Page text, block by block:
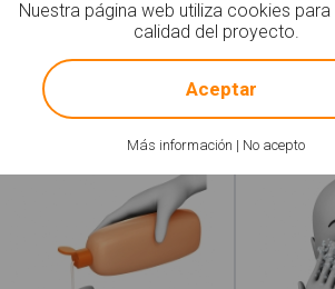
Echar jabón Lavar
Nuestra página web utiliza cookies
calidad del proyecto.
Más información | No acepto
! Not valid!
Aceptar